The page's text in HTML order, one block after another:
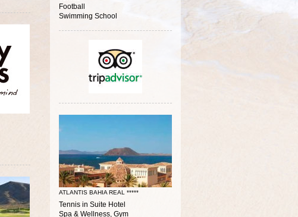
Football
Swimming School
ATLANTIS BAHIA REAL *****
Tennis in Suite Hotel
Spa & Wellness, Gym